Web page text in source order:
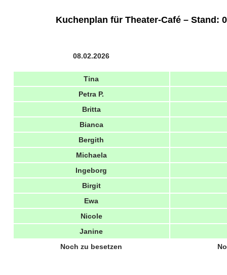
Kuchenplan für Theater-Café – Stand:
08.02.2026
Tina
Petra P.
Britta
Bianca
Bergith
Michaela
Ingeborg
Birgit
Ewa
Nicole
Janine
Noch zu besetzen